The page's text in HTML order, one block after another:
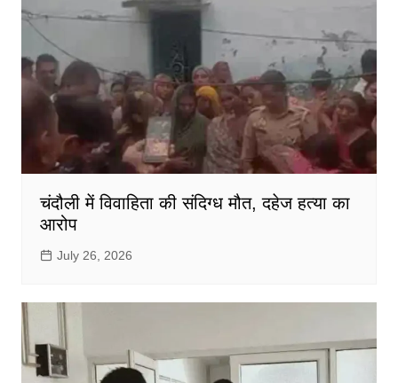
चंदौली में विवाहिता की संदिग्ध मौत, दहेज हत्या का
आरोप
July 26, 2026